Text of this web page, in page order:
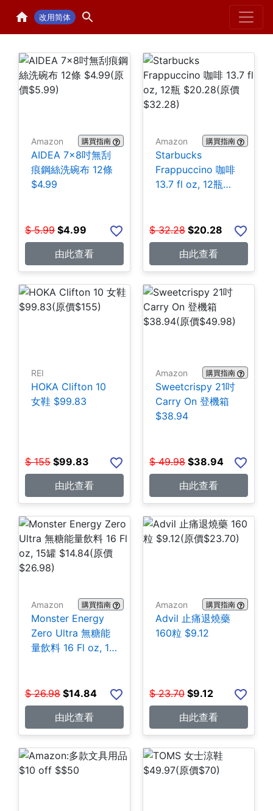
改用简体 Home
Amazon 購買指南
AIDEA 7×8吋無刮
痕鋼絲洗碗布 12條
$4.99
$ 5.99 $4.99
由此查看
Amazon 購買指南
Starbucks
Frappuccino 咖啡
13.7 fl oz, 12瓶
$ 32.28 $20.28
由此查看
REI
HOKA Clifton 10
女鞋 $99.83
$ 155 $99.83
由此查看
Amazon 購買指南
Sweetcrispy 21吋
Carry On 登機箱
$38.94
$ 49.98 $38.94
由此查看
Amazon 購買指南
Monster Energy
Zero Ultra 無糖能
量飲料 16 Fl oz, 15
$ 26.98 $14.84
由此查看
Amazon 購買指南
Advil 止痛退燒藥
160粒 $9.12
$ 23.70 $9.12
由此查看